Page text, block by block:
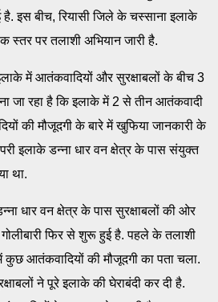
है. इस बीच, रियासी जिले के चस्साना इलाके
स्तर पर तलाशी अभियान जारी है.
में आतंकवादियों और सुरक्षाबलों के बीच 3
जा रहा है कि इलाके में 2 से तीन आतंकवादी
की मौजूदगी के बारे में खुफिया जानकारी के
इलाके डन्ना धार वन क्षेत्र के पास संयुक्त
था.
धार वन क्षेत्र के पास सुरक्षाबलों की ओर
फिर से शुरू हुई है. पहले के तलाशी
कुछ आतंकवादियों की मौजूदगी का पता चला.
ने पूरे इलाके की घेराबंदी कर दी है.